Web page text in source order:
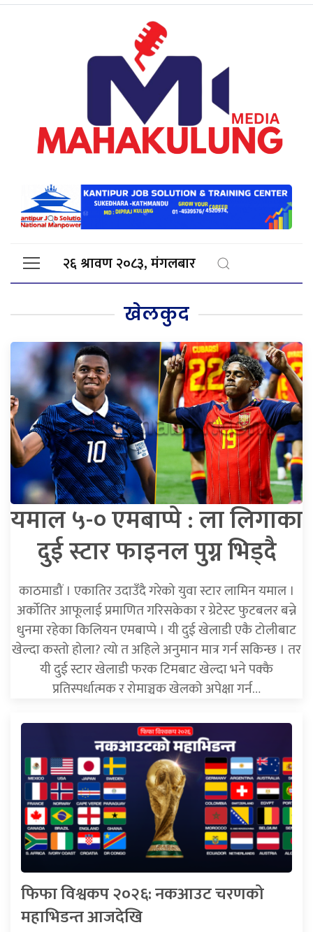
२६ श्रावण २०८३, मंगलबार
खेलकुद
यमाल ५-० एमबाप्पे : ला लिगाका
दुई स्टार फाइनल पुग्न भिड्दै
काठमाडौं । एकातिर उदाउँदै गरेको युवा स्टार लामिन यमाल ।
अर्कोतिर आफूलाई प्रमाणित गरिसकेका र ग्रेटेस्ट फुटबलर बन्ने
धुनमा रहेका किलियन एमबाप्पे । यी दुई खेलाडी एकै टोलीबाट
खेल्दा कस्तो होला? त्यो त अहिले अनुमान मात्र गर्न सकिन्छ । तर
यी दुई स्टार खेलाडी फरक टिमबाट खेल्दा भने पक्कै
प्रतिस्पर्धात्मक र रोमाञ्चक खेलको अपेक्षा गर्न…
फिफा विश्वकप २०२६: नकआउट चरणको
महाभिडन्त आजदेखि